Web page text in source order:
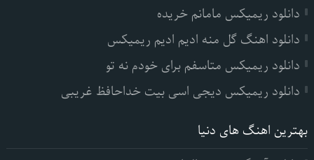
دانلود ریمیکس مامانم خریده
دانلود اهنگ گل منه ادیم ادیم ریمیکس
دانلود ریمیکس متاسفم برای خودم نه تو
دانلود ریمیکس دیجی اسی بیت خداحافظ غریبی
بهترین اهنگ های دنیا